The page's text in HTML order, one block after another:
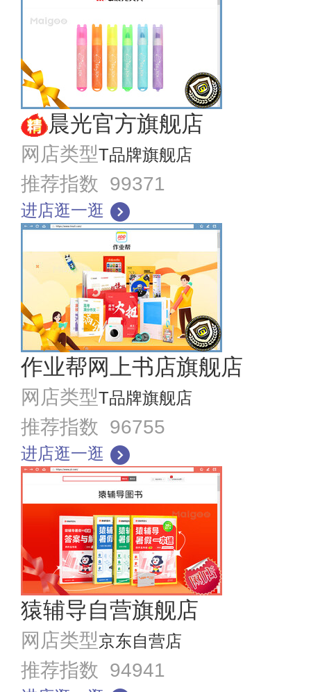
晨光官方旗舰店
网店类型T品牌旗舰店
推荐指数 99371
进店逛一逛
作业帮网上书店旗舰店
网店类型T品牌旗舰店
推荐指数 96755
进店逛一逛
猿辅导自营旗舰店
网店类型京东自营店
推荐指数 94941